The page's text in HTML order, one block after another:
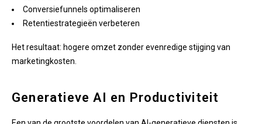
Conversiefunnels optimaliseren
Retentiestrategieën verbeteren
Het resultaat: hogere omzet zonder evenredige stijging van
marketingkosten.
Generatieve AI en Productiviteit